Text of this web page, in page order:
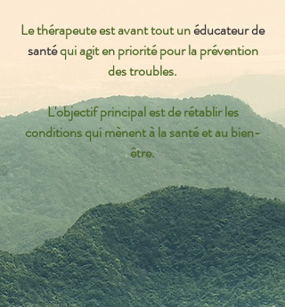
Le thérapeute est avant tout unéducateur de
santéqui agit en priorité pour la prévention
des troubles.
L'objectif principal est de rétablir les
conditions qui mènent à la santé et au bien-
être.